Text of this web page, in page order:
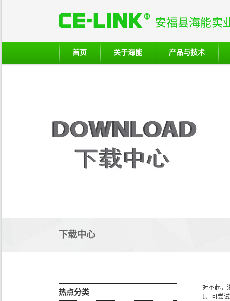
首页 关于海能 产品与技术
下载中心
热点分类
对不起，
1、可尝